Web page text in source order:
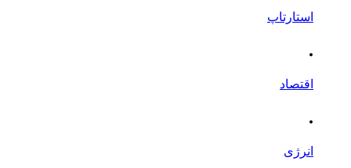
استارتاپ
.
اقتصاد
.
انرژی